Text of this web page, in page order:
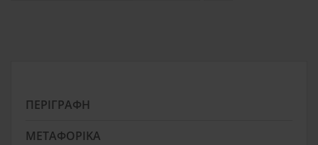
ΠΕΡΙΓΡΑΦΉ
ΜΕΤΑΦΟΡΙΚΆ